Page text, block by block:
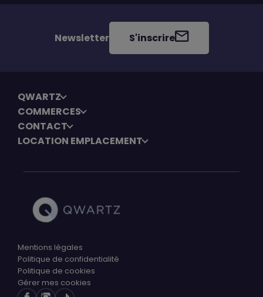
Newsletter S'inscrire
QWARTZ
COMMERCES
CONTACT
LOCATION EMPLACEMENT
Mentions légales
Politique de confidentialité
Politique de cookies
Gérer mes cookies